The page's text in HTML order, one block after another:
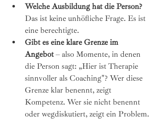
Welche Ausbildung hat die Person?
Das ist keine unhöfliche Frage. Es ist
eine berechtigte.
Gibt es eine klare Grenze im
Angebot – also Momente, in denen
die Person sagt: „Hier ist Therapie
sinnvoller als Coaching"? Wer diese
Grenze klar benennt, zeigt
Kompetenz. Wer sie nicht benennt
oder wegdiskutiert, zeigt ein Problem.